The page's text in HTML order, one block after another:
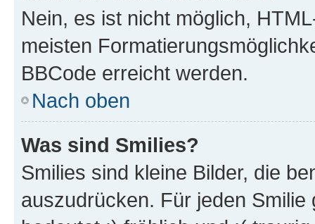
Nein, es ist nicht möglich,
meisten
BBCode erreicht werden.
Nach oben
Was sind Smilies?
Smilies sind kleine Bilder, die
auszudrücken. Für jeden